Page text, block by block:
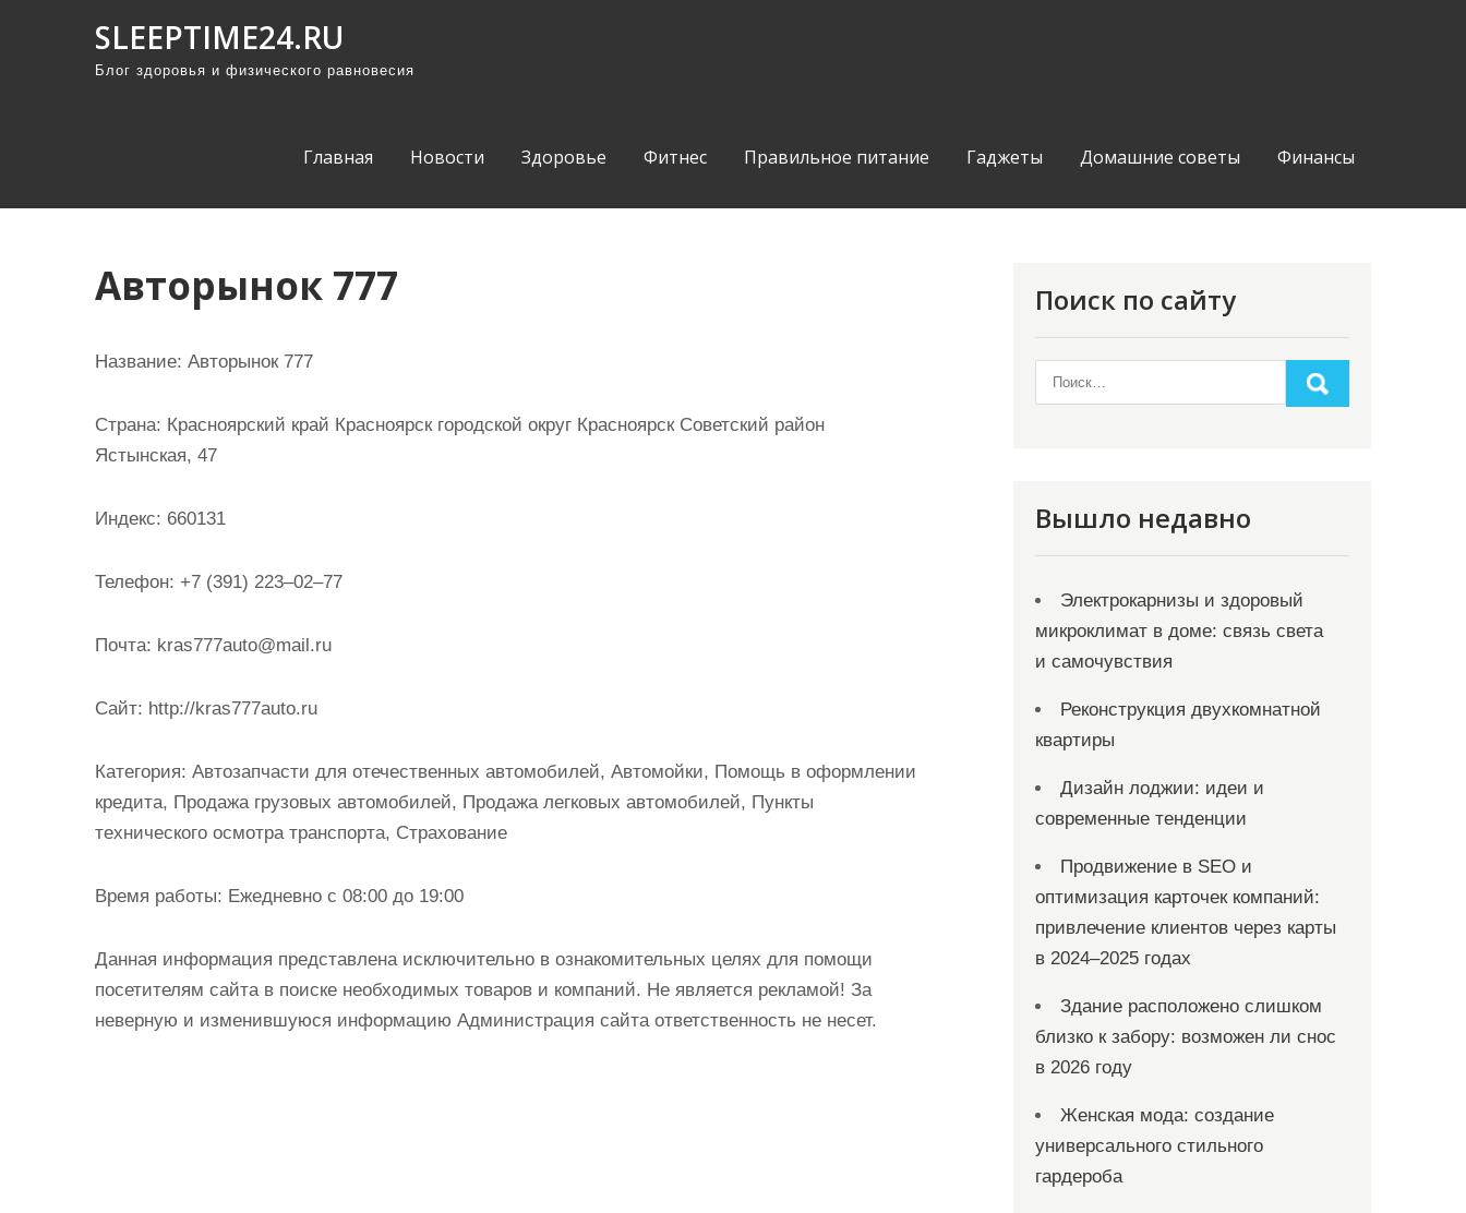
SLEEPTIME24.RU
Блог здоровья и физического равновесия
Главная Новости Здоровье Фитнес Правильное питание Гаджеты Домашние советы Финансы
Авторынок 777
Название: Авторынок 777
Страна: Красноярский край Красноярск городской округ Красноярск Советский район
Ястынская, 47
Индекс: 660131
Телефон: +7 (391) 223‒02‒77
Почта: kras777auto@mail.ru
Cайт: http://kras777auto.ru
Категория: Автозапчасти для отечественных автомобилей, Автомойки, Помощь в оформлении
кредита, Продажа грузовых автомобилей, Продажа легковых автомобилей, Пункты
технического осмотра транспорта, Страхование
Время работы: Ежедневно с 08:00 до 19:00
Данная информация представлена исключительно в ознакомительных целях для помощи
посетителям сайта в поиске необходимых товаров и компаний. Не является рекламой! За
неверную и изменившуюся информацию Администрация сайта ответственность не несет.
Поиск по сайту
Вышло недавно
Электрокарнизы и здоровый
микроклимат в доме: связь света
и самочувствия
Реконструкция двухкомнатной
квартиры
Дизайн лоджии: идеи и
современные тенденции
Продвижение в SEO и
оптимизация карточек компаний:
привлечение клиентов через карты
в 2024–2025 годах
Здание расположено слишком
близко к забору: возможен ли снос
в 2026 году
Женская мода: создание
универсального стильного
гардероба